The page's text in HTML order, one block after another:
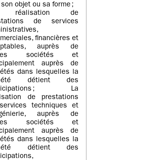
objet ou sa forme ;
réalisation de
de services
financières et
auprès de
sociétés et
auprès de
dans lesquelles la
détient des
; La
de prestations
techniques et
auprès de
sociétés et
auprès de
dans lesquelles la
détient des